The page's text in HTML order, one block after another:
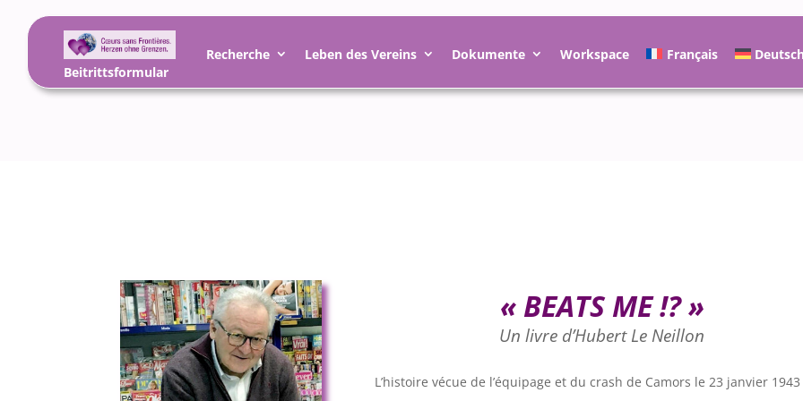
Recherche Leben des Vereins Dokumente Workspace Français Deutsch
Beitrittsformular
« BEATS ME !? »
Un livre d’Hubert Le Neillon
L’histoire vécue de l’équipage et du crash de Camors le 23 janvier 1943